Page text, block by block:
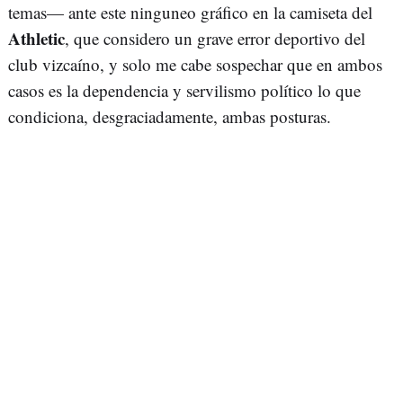
temas— ante este ninguneo gráfico en la camiseta del
Athletic, que considero un grave error deportivo del
club vizcaíno, y solo me cabe sospechar que en ambos
casos es la dependencia y servilismo político lo que
condiciona, desgraciadamente, ambas posturas.